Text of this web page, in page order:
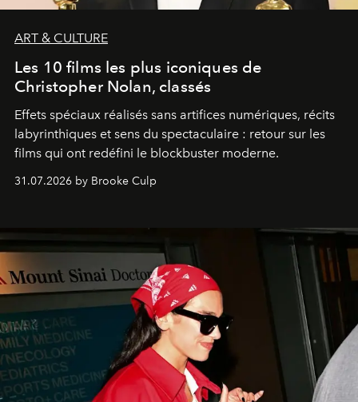
ART & CULTURE
Les 10 films les plus iconiques de
Christopher Nolan, classés
Effets spéciaux réalisés sans artifices numériques, récits
labyrinthiques et sens du spectaculaire : retour sur les
films qui ont redéfini le blockbuster moderne.
31.07.2026 by Brooke Culp